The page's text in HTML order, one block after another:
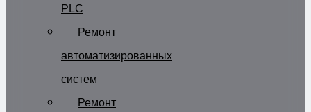
PLC
Ремонт
автоматизированных
систем
Ремонт